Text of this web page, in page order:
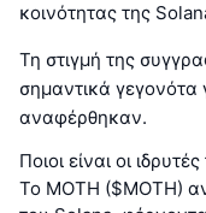
κοινότητας της
Τη στιγμή της
σημαντικά
αναφέρθηκαν.
Ποιοι είναι οι
Το MOTH ($MOTH)